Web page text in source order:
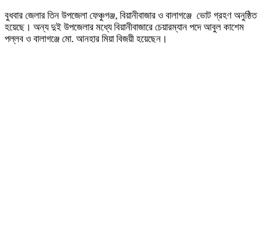
বুধবার জেলার তিন উপজেলা ফেঞ্চুগঞ্জ, বিয়ানীবাজার ও বালাগঞ্জে ভোট গ্রহণ অনুষ্ঠিত
হয়েছে। অন্য দুই উপজেলার মধ্যে বিয়ানীবাজারে চেয়ারম্যান পদে আবুল কাশেম
পল্লব ও বালাগঞ্জে মো. আনহার মিয়া বিজয়ী হয়েছেন।